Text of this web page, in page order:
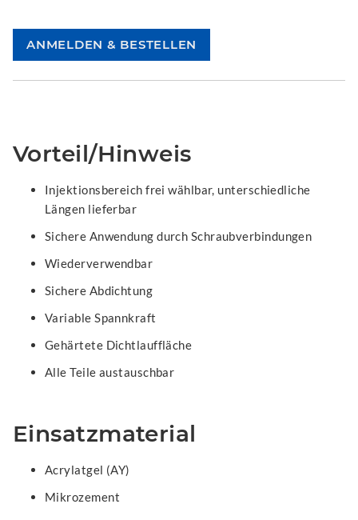
Vorteil/Hinweis
Injektionsbereich frei wählbar, unterschiedliche
Längen lieferbar
Sichere Anwendung durch Schraubverbindungen
Wiederverwendbar
Sichere Abdichtung
Variable Spannkraft
Gehärtete Dichtlauffläche
Alle Teile austauschbar
Einsatzmaterial
Acrylatgel (AY)
Mikrozement